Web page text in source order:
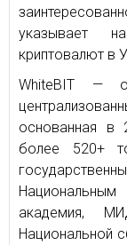
указывает
криптовалют в
WhiteBIT —
основанная в
более 520+
Национальным
академия,
Национальной